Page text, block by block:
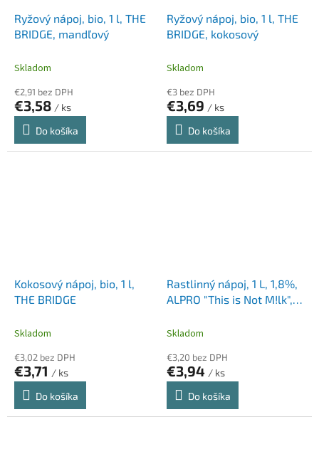
Ryžový nápoj, bio, 1 l, THE
BRIDGE, mandľový
Skladom
€2,91 bez DPH
€3,58 / ks
Do košíka
Ryžový nápoj, bio, 1 l, THE
BRIDGE, kokosový
Skladom
€3 bez DPH
€3,69 / ks
Do košíka
Kokosový nápoj, bio, 1 l,
THE BRIDGE
Skladom
€3,02 bez DPH
€3,71 / ks
Do košíka
Rastlinný nápoj, 1 L, 1,8%,
ALPRO "This is Not M!lk",
Skladom
€3,20 bez DPH
€3,94 / ks
Do košíka